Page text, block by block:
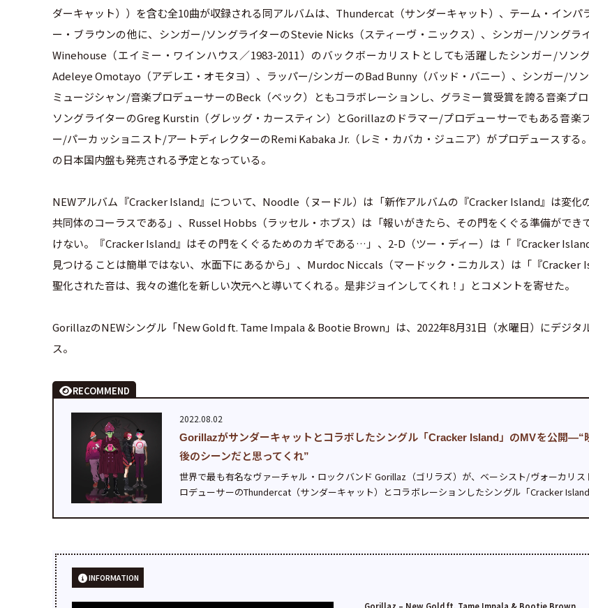
ダーキャット））を含む全10曲が収録される同アルバムは、Thundercat（サンダーキャット）、テーム・インパ
ー・ブラウンの他に、シンガー/ソングライターのStevie Nicks（スティーヴ・ニックス）、シンガー/ソングラ
Winehouse（エイミー・ワインハウス／1983-2011）のバックボーカリストとしても活躍したシンガー/ソン
Adeleye Omotayo（アデレエ・オモタヨ）、ラッパー/シンガーのBad Bunny（バッド・バニー）、シンガー/ソ
ミュージシャン/音楽プロデューサーのBeck（ベック）ともコラボレーションし、グラミー賞受賞を誇る音楽プ
ソングライターのGreg Kurstin（グレッグ・カースティン）とGorillazのドラマー/プロデューサーでもある音楽
ー/パーカッショニスト/アートディレクターのRemi Kabaka Jr.（レミ・カバカ・ジュニア）がプロデュースする
の日本国内盤も発売される予定となっている。
NEWアルバム『Cracker Island』について、Noodle（ヌードル）は「新作アルバムの『Cracker Island』は変化の
共同体のコーラスである」、Russel Hobbs（ラッセル・ホブス）は「報いがきたら、その門をくぐる準備ができ
けない。『Cracker Island』はその門をくぐるためのカギである…」、2-D（ツー・ディー）は「『Cracker
見つけることは簡単ではない、水面下にあるから」、Murdoc Niccals（マードック・ニカルス）は「『Cracker
聖化された音は、我々の進化を新しい次元へと導いてくれる。是非ジョインしてくれ！」とコメントを寄せた。
GorillazのNEWシングル「New Gold ft. Tame Impala & Bootie Brown」は、2022年8月31日（水曜日）にデジタ
ス。
RECOMMEND
2022.08.02
Gorillazがサンダーキャットとコラボしたシングル「Cracker Island」のMVを公開—“
後のシーンだと思ってくれ”
世界で最も有名なヴァーチャル・ロックバンド Gorillaz（ゴリラズ）が、ベーシスト/ヴォーカリ
ロデューサーのThundercat（サンダーキャット）とコラボレーションしたシングル「Cracker
INFORMATION
Gorillaz – New Gold ft. Tame Impala & Bootie Brown